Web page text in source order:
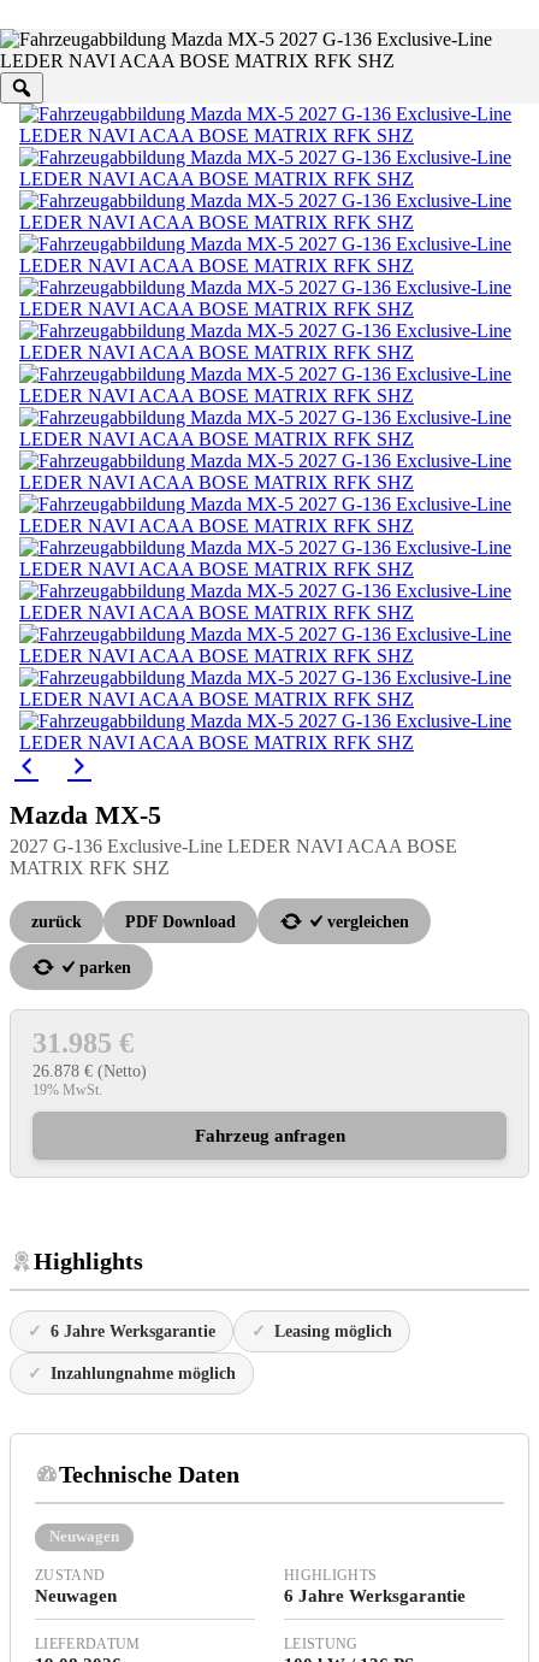
Mazda MX-5
2027 G-136 Exclusive-Line LEDER NAVI ACAA BOSE
MATRIX RFK SHZ
zurück PDF Download vergleichen
parken
31.985 €
26.878 € (Netto)
19% MwSt.
Fahrzeug anfragen
Highlights
6 Jahre Werksgarantie Leasing möglich
Inzahlungnahme möglich
Technische Daten
Neuwagen
ZUSTAND
Neuwagen
HIGHLIGHTS
6 Jahre Werksgarantie
LIEFERDATUM LEISTUNG